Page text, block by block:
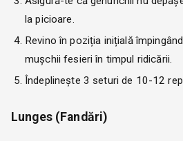
la picioare.
Revino în poziția inițială
mușchii fesieri în timpul ridicării.
Îndeplinește 3 seturi de 10-12
Lunges (Fandări)